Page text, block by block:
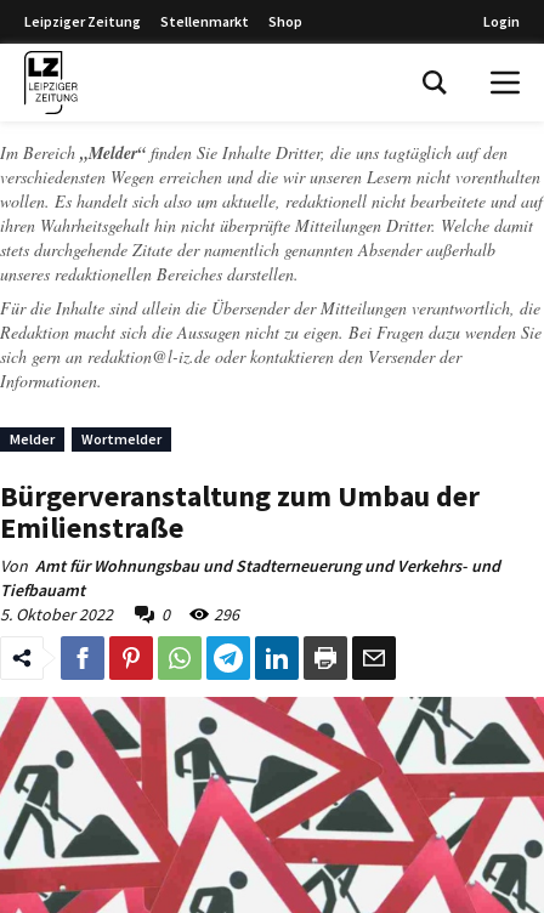
Leipziger Zeitung Stellenmarkt Shop Login
Im Bereich „Melder“ finden Sie Inhalte Dritter, die uns tagtäglich auf den
verschiedensten Wegen erreichen und die wir unseren Lesern nicht vorenthalten
wollen. Es handelt sich also um aktuelle, redaktionell nicht bearbeitete und auf
ihren Wahrheitsgehalt hin nicht überprüfte Mitteilungen Dritter. Welche damit
stets durchgehende Zitate der namentlich genannten Absender außerhalb
unseres redaktionellen Bereiches darstellen.
Für die Inhalte sind allein die Übersender der Mitteilungen verantwortlich, die
Redaktion macht sich die Aussagen nicht zu eigen. Bei Fragen dazu wenden Sie
sich gern an redaktion@l-iz.de oder kontaktieren den Versender der
Informationen.
Melder Wortmelder
Bürgerveranstaltung zum Umbau der
Emilienstraße
Von Amt für Wohnungsbau und Stadterneuerung und Verkehrs- und
Tiefbauamt
5. Oktober 2022
0 296